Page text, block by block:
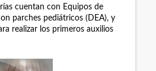
cuentan con Equipos de
parches pediátricos (DEA), y
realizar los primeros auxilios